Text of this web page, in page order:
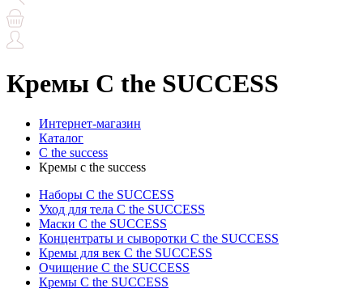
Кремы C the SUCCESS
Интернет-магазин
Каталог
C the success
Кремы c the success
Наборы C the SUCCESS
Уход для тела C the SUCCESS
Маски C the SUCCESS
Концентраты и сыворотки C the SUCCESS
Кремы для век C the SUCCESS
Очищение C the SUCCESS
Кремы C the SUCCESS